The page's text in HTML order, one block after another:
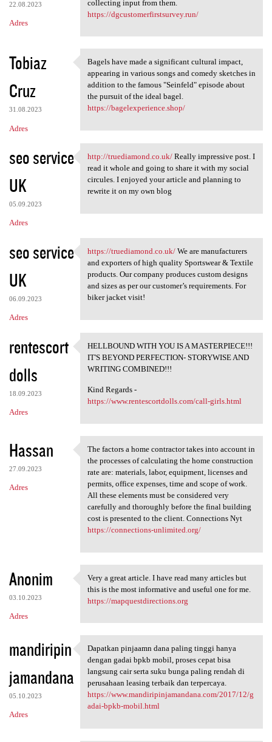
22.08.2023
Adres
collecting input from them.
https://dgcustomerfirstsurvey.run/
Tobiaz
Cruz
31.08.2023
Adres
Bagels have made a
Bagels have made a significant cultural impact,
appearing in various songs and comedy sketches in
addition to the famous "Seinfeld" episode about
the pursuit of the ideal bagel.
https://bagelexperience.shop/
seo service
UK
05.09.2023
Adres
http://truediamond.co.uk/
http://truediamond.co.uk/Really impressive post. I
read it whole and going to share it with my social
circules. I enjoyed your article and planning to
rewrite it on my own blog
seo service
UK
06.09.2023
Adres
https://truediamond.co.uk/ We
https://truediamond.co.uk/We are manufacturers
and exporters of high quality Sportswear & Textile
products. Our company produces custom designs
and sizes as per our customer’s requirements. For
biker jacket visit!
rentescort
dolls
18.09.2023
Adres
HELLBOUND WITH YOU IS A
HELLBOUND WITH YOU IS A MASTERPIECE!!!
IT'S BEYOND PERFECTION- STORYWISE AND
WRITING COMBINED!!!
Kind Regards -
https://www.rentescortdolls.com/call-girls.html
Hassan
27.09.2023
Adres
The factors a home contractor
The factors a home contractor takes into account in
the processes of calculating the home construction
rate are: materials, labor, equipment, licenses and
permits, office expenses, time and scope of work.
All these elements must be considered very
carefully and thoroughly before the final building
cost is presented to the client. Connections Nyt
https://connections-unlimited.org/
Anonim
03.10.2023
Adres
Very a great article. I have
Very a great article. I have read many articles but
this is the most informative and useful one for me.
https://mapquestdirections.org
mandiripin
jamandana
05.10.2023
Adres
Dapatkan pinjaamn dana paling
Dapatkan pinjaamn dana paling tinggi hanya
dengan gadai bpkb mobil, proses cepat bisa
langsung cair serta suku bunga paling rendah di
perusahaan leasing terbaik dan terpercaya.
https://www.mandiripinjamandana.com/2017/12/g
adai-bpkb-mobil.html